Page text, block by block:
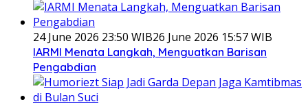
24 June 2026 23:50 WIB26 June 2026 15:57 WIB
IARMI Menata Langkah, Menguatkan Barisan
Pengabdian